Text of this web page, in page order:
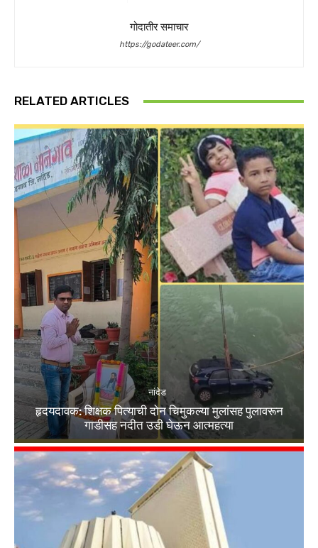
गोदातीर समाचार
https://godateer.com/
RELATED ARTICLES
नांदेड
हृदयदावक: शिक्षक पित्याची दोन चिमुकल्या मुलांसह पुलावरून
गाडीसह नदीत उडी घेऊन आत्महत्या